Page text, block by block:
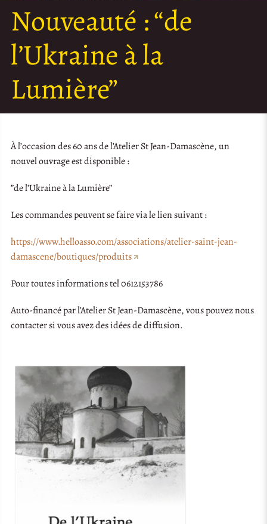
Nouveauté : “de
l’Ukraine à la
Lumière”
À l’occasion des 60 ans de l’Atelier St Jean-Damascène, un
nouvel ouvrage est disponible :
”de l’Ukraine à la Lumière”
Les commandes peuvent se faire via le lien suivant :
https://www.helloasso.com/associations/atelier-saint-jean-
damascene/boutiques/produits
Pour toutes informations tel 0612153786
Auto-financé par l’Atelier St Jean-Damascène, vous pouvez nous
contacter si vous avez des idées de diffusion.